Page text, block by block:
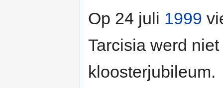
Op 24 juli 1999
Tarcisia werd
kloosterjubileum.